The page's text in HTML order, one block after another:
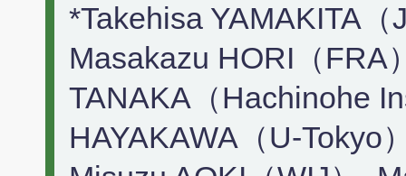
*Takehisa YAMAKITA
Masakazu HORI（FRA
TANAKA（Hachinohe
HAYAKAWA（U-Tokyo